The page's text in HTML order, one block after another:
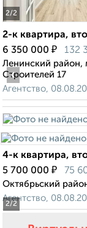
2/2
2-к квартира,
6 350 000 ₽ 132
Ленинский район,
Строителей 17
Агентство,
2/2
‹
4-к квартира,
5 700 000 ₽ 75
Октябрьский
Агентство,